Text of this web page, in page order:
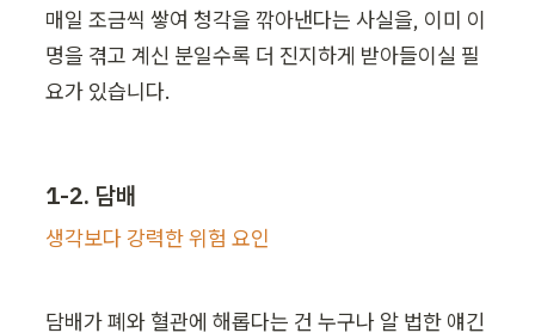
매일 조금씩 쌓여 청각을 깎아낸다는 사실을, 이미 이
명을 겪고 계신 분일수록 더 진지하게 받아들이실 필
요가 있습니다.
1-2. 담배
생각보다 강력한 위험 요인
담배가 폐와 혈관에 해롭다는 건 누구나 알 법한 얘긴